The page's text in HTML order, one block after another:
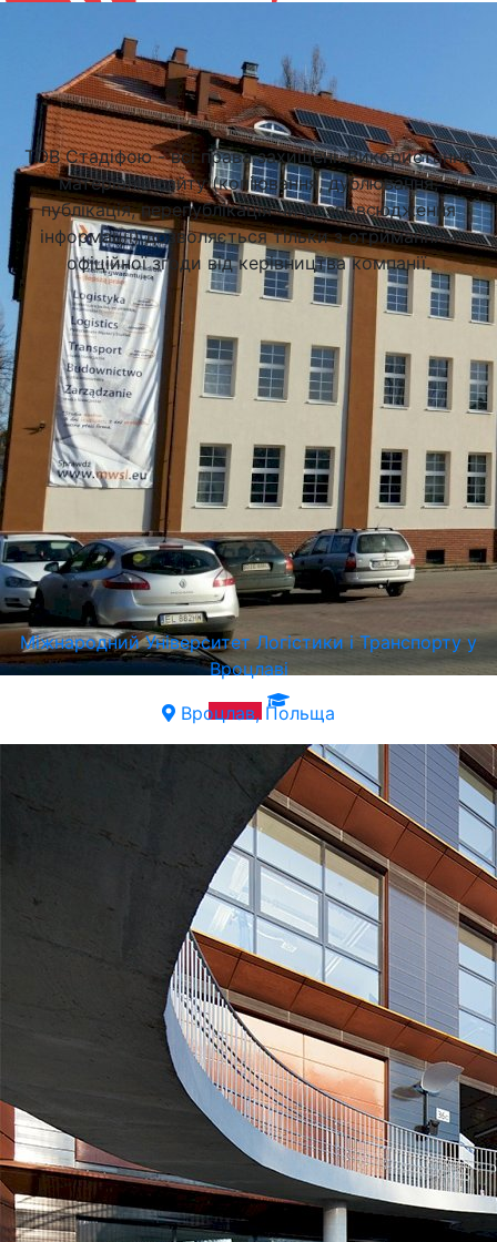
Міжнародний Університет Логістики і Транспорту у
Вроцлаві
Вроцлав, Польща
Підібрати університет
ТОВ Стадіфою - всі права захищені. Використання
матеріалів сайту (копіювання, дублювання,
публікація, перепублікація чи розповсюдження
інформації) дозволяється тільки з отриманням
офіційної згоди від керівництва компанії.